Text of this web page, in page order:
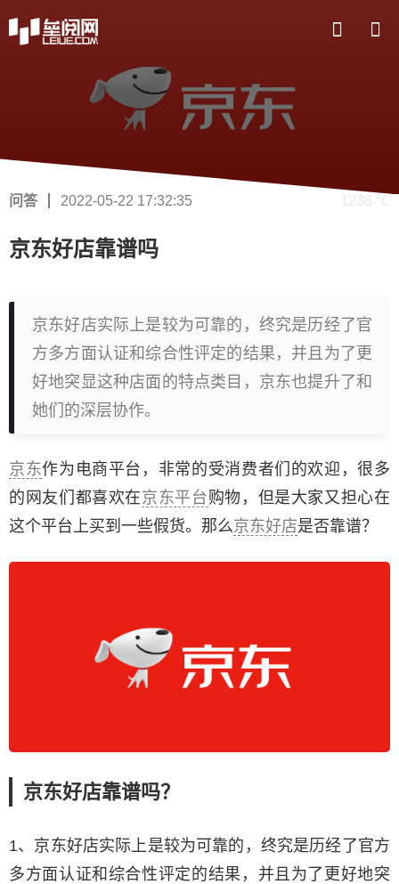
问答 2022-05-22 17:32:35 1238 ℃
京东好店靠谱吗
京东好店实际上是较为可靠的，终究是历经了官
方多方面认证和综合性评定的结果，并且为了更
好地突显这种店面的特点类目，京东也提升了和
她们的深层协作。
京东作为电商平台，非常的受消费者们的欢迎，很多
的网友们都喜欢在京东平台购物，但是大家又担心在
这个平台上买到一些假货。那么京东好店是否靠谱？
京东好店靠谱吗？
1、京东好店实际上是较为可靠的，终究是历经了官方
多方面认证和综合性评定的结果，并且为了更好地突